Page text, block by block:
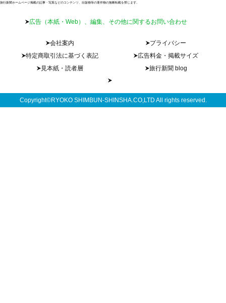
旅行新聞ホームページ掲載の記事・写真などのコンテンツ、出版物等の著作物の無断転載を禁じます。
広告（本紙・Web）、編集、その他に関するお問い合わせ
会社案内
プライバシー
特定商取引法に基づく表記
広告料金・掲載サイズ
見本紙・読者層
旅行新聞 blog
Copyright©RYOKO SHIMBUN-SHINSHA.CO,LTD All rights reserved.